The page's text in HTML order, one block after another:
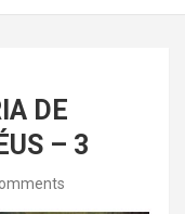
DE
– 3